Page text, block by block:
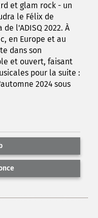
et glam rock - un
le Félix de
l'ADISQ 2022. À
en Europe et au
dans son
et ouvert, faisant
pour la suite :
2024 sous